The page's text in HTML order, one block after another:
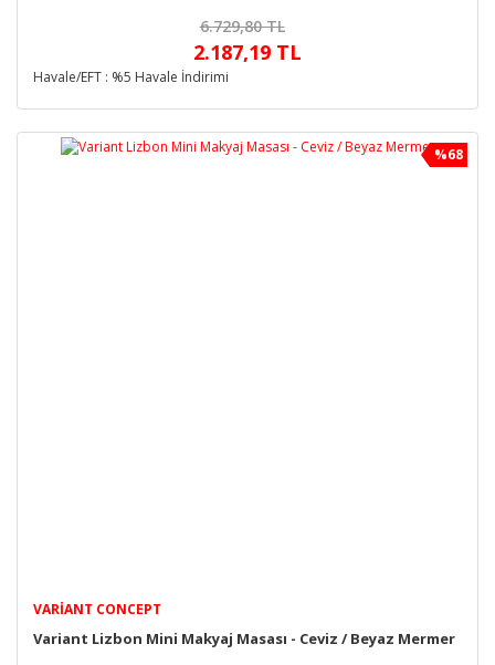
6.729,80 TL
2.187,19 TL
Havale/EFT : %5 Havale İndirimi
%68
VARIANT CONCEPT
Variant Lizbon Mini Makyaj Masası - Ceviz / Beyaz Mermer